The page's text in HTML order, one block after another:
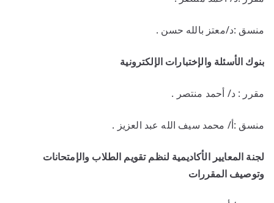
منسق :د/معتز بالله حسن .
بنوك الأسئلة والإختبارات الإلكترونية
مقرر : د/ أحمد منتصر .
منسق :أ/ محمد سيف الله عبد العزيز .
لجنة المعايير الأكاديمية لنظم تقويم الطلاب والإمتحانات
وتوصيف المقررات